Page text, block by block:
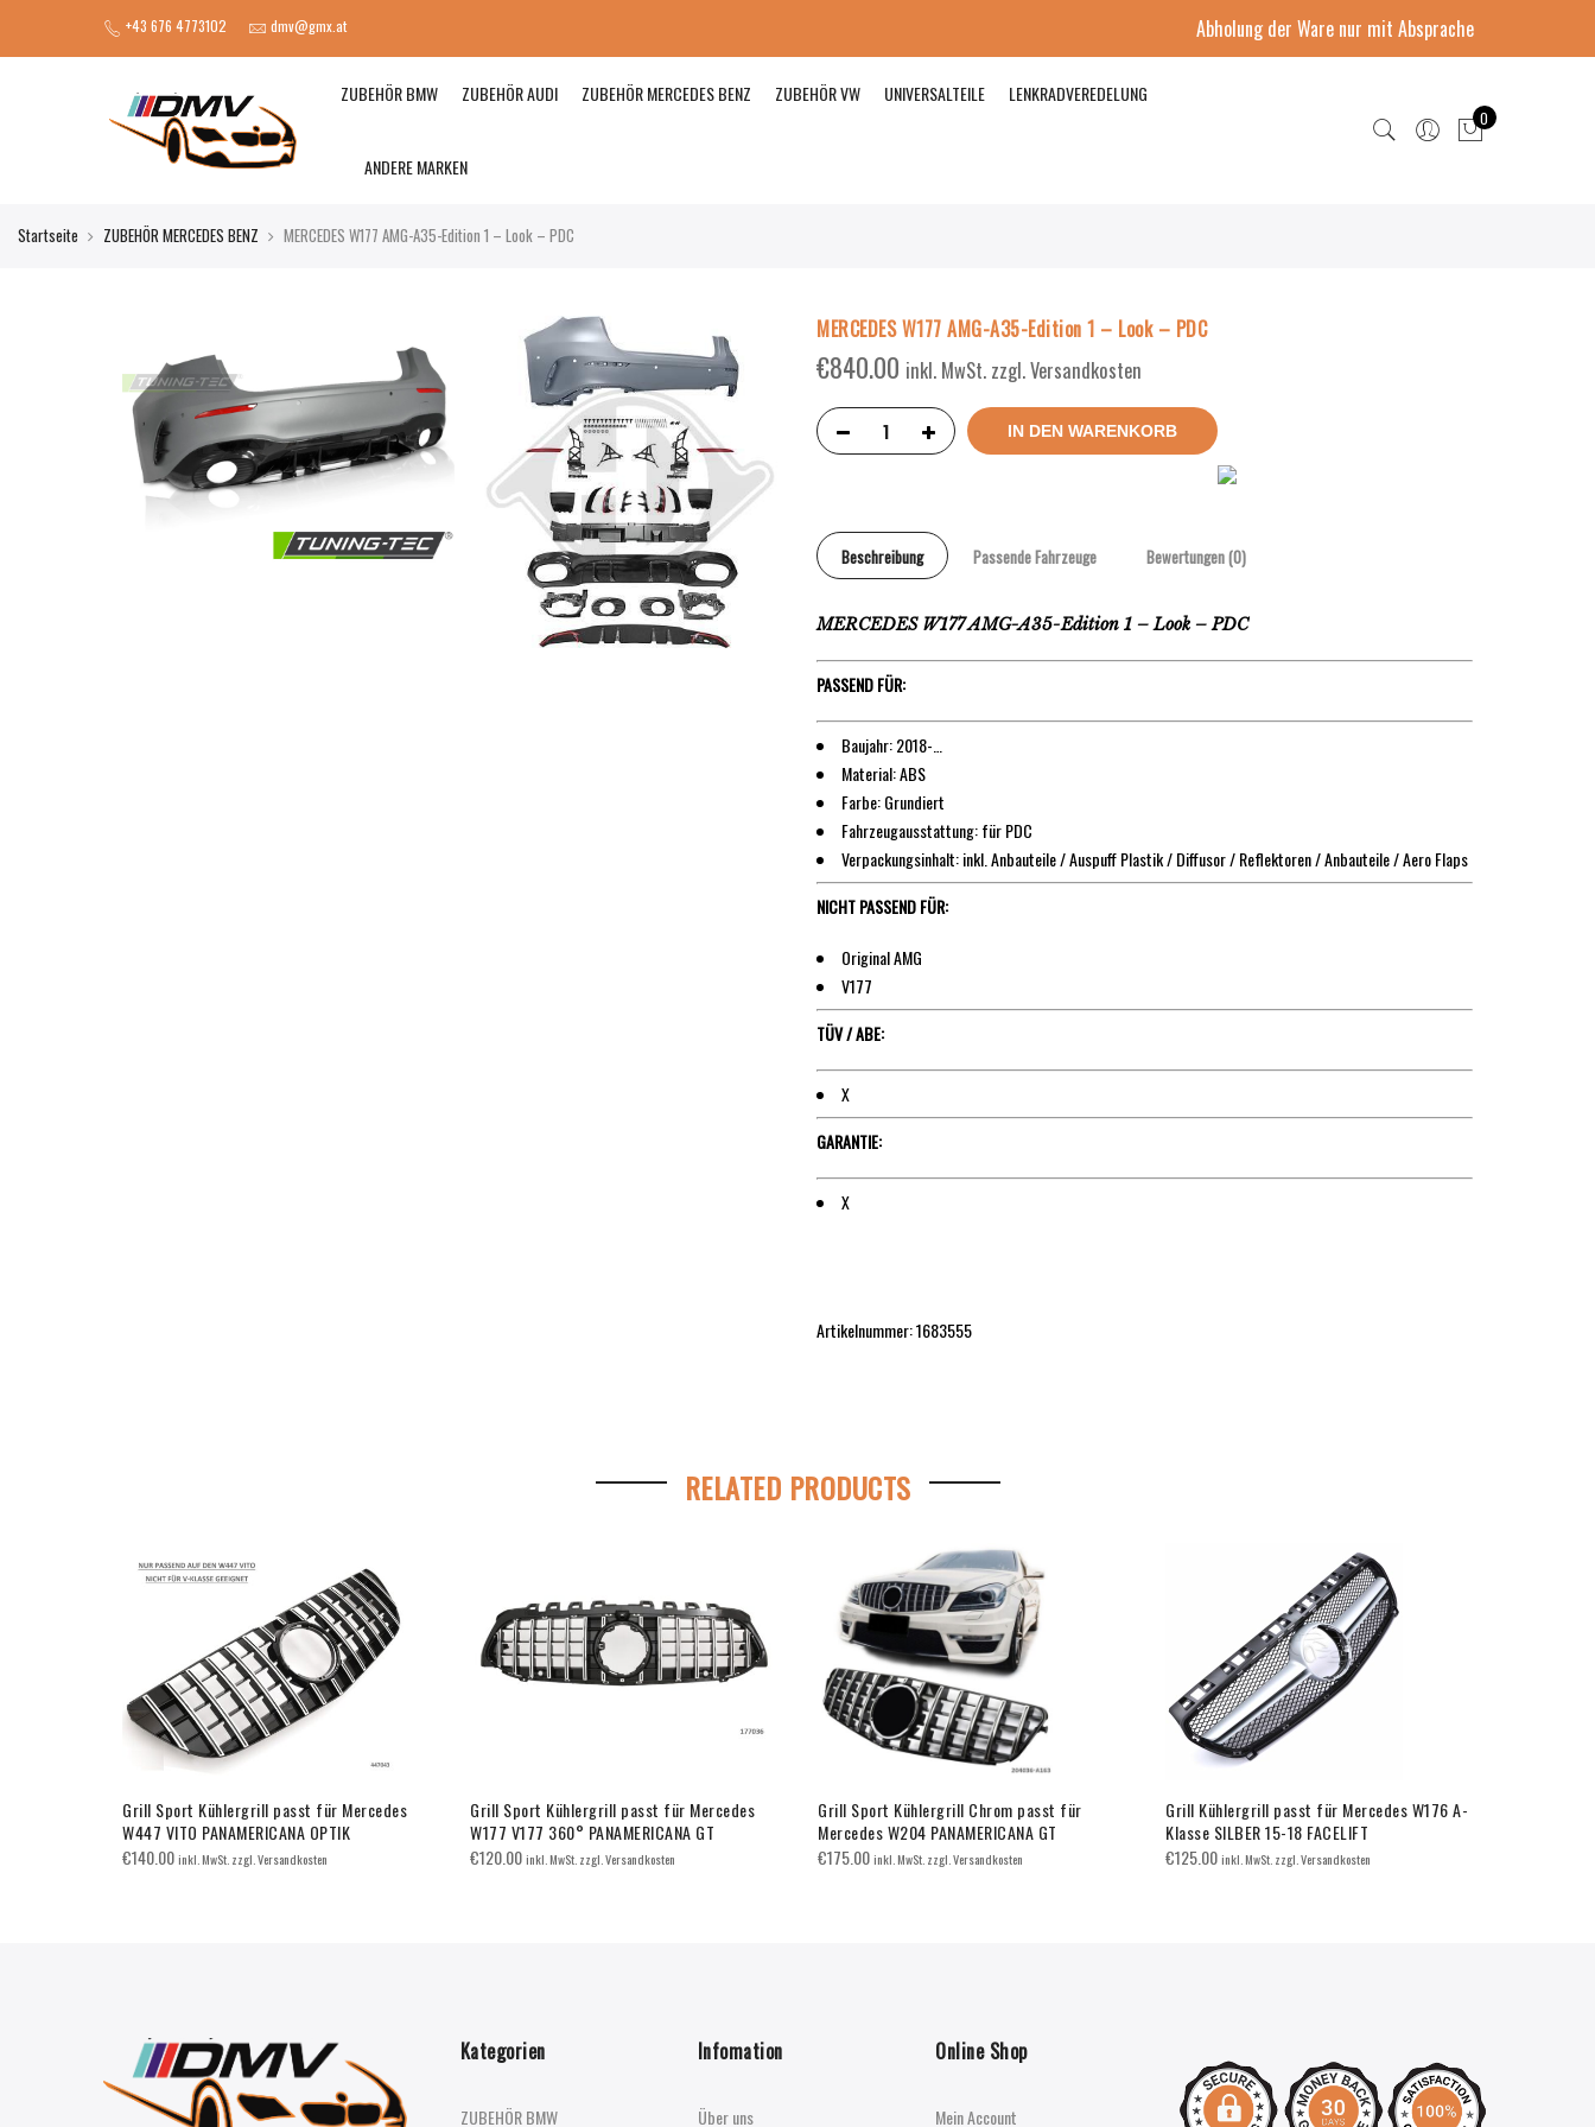
+43 676 4773102 dmv@gmx.at Abholung der Ware nur mit Absprache
ZUBEHÖR BMW ZUBEHÖR AUDI ZUBEHÖR MERCEDES BENZ ZUBEHÖR VW UNIVERSALTEILE LENKRADVEREDELUNG
ANDERE MARKEN
0
Startseite ZUBEHÖR MERCEDES BENZ MERCEDES W177 AMG-A35-Edition 1 – Look – PDC
MERCEDES W177 AMG-A35-Edition 1 – Look – PDC
€840.00 inkl. MwSt. zzgl. Versandkosten
IN DEN WARENKORB
Beschreibung Passende Fahrzeuge Bewertungen (0)
MERCEDES W177 AMG-A35-Edition 1 – Look – PDC
PASSEND FÜR:
Baujahr: 2018-…
Material: ABS
Farbe: Grundiert
Fahrzeugausstattung: für PDC
Verpackungsinhalt: inkl. Anbauteile / Auspuff Plastik / Diffusor / Reflektoren / Anbauteile / Aero Flaps
NICHT PASSEND FÜR:
Original AMG
V177
TÜV / ABE:
X
GARANTIE:
X
Artikelnummer: 1683555
RELATED PRODUCTS
Grill Sport Kühlergrill passt für Mercedes
W447 VITO PANAMERICANA OPTIK
€140.00inkl. MwSt. zzgl. Versandkosten
Grill Sport Kühlergrill passt für Mercedes
W177 V177 360° PANAMERICANA GT
€120.00inkl. MwSt. zzgl. Versandkosten
Grill Sport Kühlergrill Chrom passt für
Mercedes W204 PANAMERICANA GT
€175.00inkl. MwSt. zzgl. Versandkosten
Grill Kühlergrill passt für Mercedes W176 A-
Klasse SILBER 15-18 FACELIFT
€125.00inkl. MwSt. zzgl. Versandkosten
Kategorien
ZUBEHÖR BMW
Infomation
Über uns
Online Shop
Mein Account